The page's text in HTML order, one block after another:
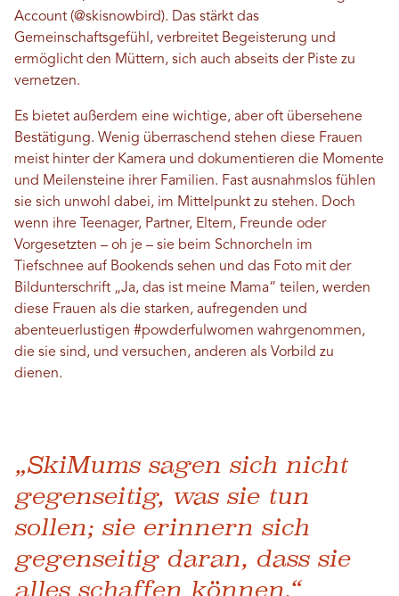
Account (@skisnowbird). Das stärkt das
Gemeinschaftsgefühl, verbreitet Begeisterung und
ermöglicht den Müttern, sich auch abseits der Piste zu
vernetzen.
Es bietet außerdem eine wichtige, aber oft übersehene
Bestätigung. Wenig überraschend stehen diese Frauen
meist hinter der Kamera und dokumentieren die Momente
und Meilensteine ​​ihrer Familien. Fast ausnahmslos fühlen
sie sich unwohl dabei, im Mittelpunkt zu stehen. Doch
wenn ihre Teenager, Partner, Eltern, Freunde oder
Vorgesetzten – oh je – sie beim Schnorcheln im
Tiefschnee auf Bookends sehen und das Foto mit der
Bildunterschrift „Ja, das ist meine Mama“ teilen, werden
diese Frauen als die starken, aufregenden und
abenteuerlustigen #powderfulwomen wahrgenommen,
die sie sind, und versuchen, anderen als Vorbild zu
dienen.
„SkiMums sagen sich nicht
gegenseitig, was sie tun
sollen; sie erinnern sich
gegenseitig daran, dass sie
alles schaffen können.“